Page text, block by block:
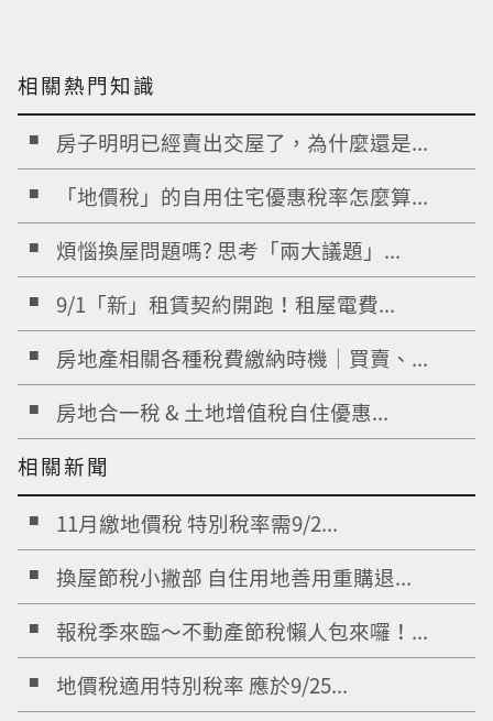
相關熱門知識
房子明明已經賣出交屋了，為什麼還是...
「地價稅」的自用住宅優惠稅率怎麼算...
煩惱換屋問題嗎? 思考「兩大議題」...
9/1「新」租賃契約開跑！租屋電費...
房地產相關各種稅費繳納時機｜買賣、...
房地合一稅 & 土地增值稅自住優惠...
相關新聞
11月繳地價稅 特別稅率需9/2...
換屋節稅小撇部 自住用地善用重購退...
報稅季來臨～不動產節稅懶人包來囉！...
地價稅適用特別稅率 應於9/25...